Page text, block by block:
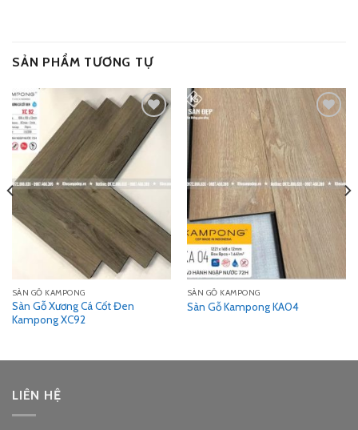
SẢN PHẨM TƯƠNG TỰ
Add
to
wishlist
SÀN GỖ KAMPONG
Sàn Gỗ Xương Cá Cốt Đen
Kampong XC92
Add
wishlist
SÀN GỖ KAMPONG
Sàn Gỗ Kampong KA04
LIÊN HỆ